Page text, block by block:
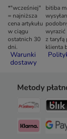
*"wcześniej"
= najniższa
cena artykułu
w ciągu
ostatnich 30
dni.
Warunki
dostawy
bitiba
wyrazić
z taryfą
klienta
Metody